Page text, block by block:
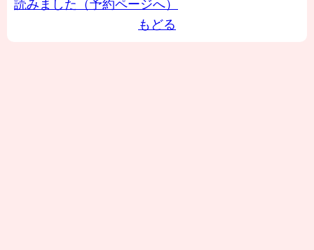
読みました（予約ページへ）
もどる